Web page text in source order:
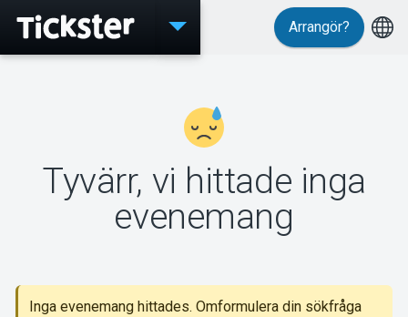
Evenemang
MyTickster
Support
Arrangör?
Tyvärr, vi hittade inga
evenemang
Inga evenemang hittades. Omformulera din sökfråga